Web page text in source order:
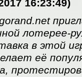
16:23:49)
лотерее-
в этой
её